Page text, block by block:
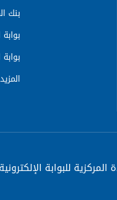
بنك
المركزية للبوابة